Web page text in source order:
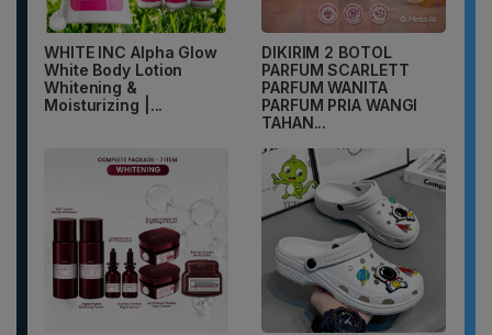
WHITE INC Alpha Glow
White Body Lotion
Whitening &
Moisturizing |...
DIKIRIM 2 BOTOL
PARFUM SCARLETT
PARFUM WANITA
PARFUM PRIA WANGI
TAHAN...